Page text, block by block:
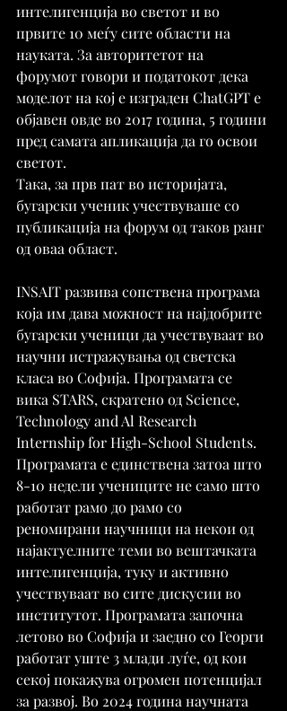
интелигенција во светот и во
првите 10 меѓу сите области на
науката. За авторитетот на
форумот говори и податокот дека
моделот на кој е изграден ChatGPT е
објавен овде во 2017 година, 5 години
пред самата апликација да го освои
светот.
Така, за прв пат во историјата,
бугарски ученик учествуваше со
публикација на форум од таков ранг
од оваа област.
INSAIT развива сопствена програма
која им дава можност на најдобрите
бугарски ученици да учествуваат во
научни истражувања од светска
класа во Софија. Програмата се
викa STARS, скратено од Science,
Technology and Al Research
Internship for High-School Students.
Програмата е единствена затоа што
8-10 недели учениците не само што
работат рамо до рамо со
реномирани научници на некои од
најактуелните теми во вештачката
интелигенција, туку и активно
учествуваат во сите дискусии во
институтот. Програмата започна
летово во Софија и заедно со Георги
работат уште 3 млади луѓе, од кои
секој покажува огромен потенцијал
за развој. Во 2024 година научната